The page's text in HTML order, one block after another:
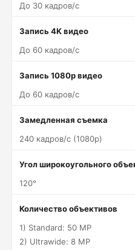
До 30 кадров/c
Запись 4K видео
До 60 кадров/c
Запись 1080p видео
До 60 кадров/c
Замедленная съемка
240 кадров/c (1080p)
Угол широкоугольного
120°
Количество объективов
1) Standard: 50 MP
2) Ultrawide: 8 MP